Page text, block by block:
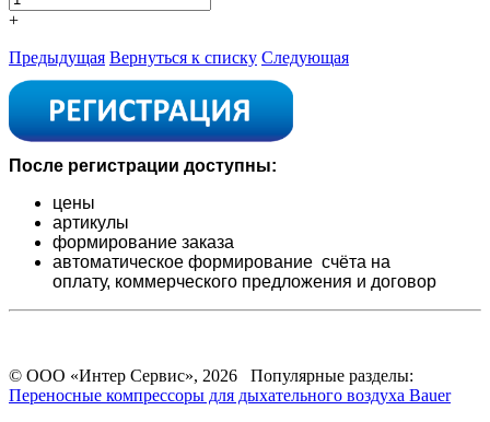
+
Предыдущая Вернуться к списку Следующая
После регистрации доступны:
цены
артикулы
формирование заказа
автоматическое формирование счёта на
оплату, коммерческого предложения и договор
© ООО «Интер Сервис», 2026 Популярные разделы:
Переносные компрессоры для дыхательного воздуха Bauer